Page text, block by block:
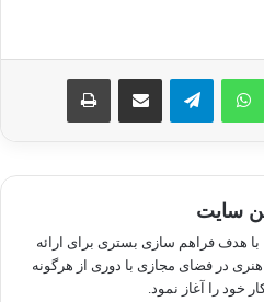
واتس آپ تلگرام اشتراک گذاری از طریق ایمیل چاپ
سایت
رسانه کاشمر سلام، از سال 1398 با هدف فراهم سازی بستری برای ارائه
در فضای مجازی با دوری از هرگونه
خود را آغاز نمود.